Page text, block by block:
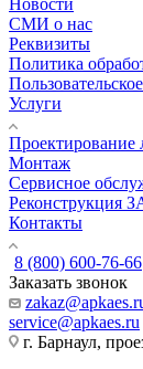
СМИ о нас
Реквизиты
Политика
Услуги
Проектирование
Монтаж
Сервисное
Реконструкция
Контакты
8 (800) 600-76-66
Заказать звонок
service@apkaes.ru
г. Барнаул,